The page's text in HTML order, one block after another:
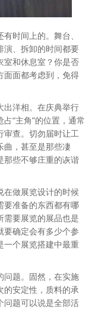
时间上的。舞台、
演、拆卸的时间都要
室和休息室？你是否
面面都考虑到，免得
出洋相。在庆典举行
“主角”的位置，通常
审查。切勿届时让工
曲，甚至是那些凄
那些不够庄重的诙谐
在做展览设计的时候
要准备的东西都有哪
需要展览的展品也是
要确定会有多少个参
一个展览搭建中最重
问题。固然，在实施
的安定性，质料的承
问题可以说是全部活